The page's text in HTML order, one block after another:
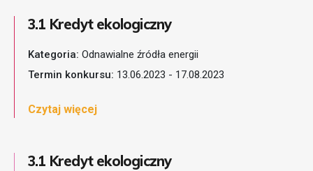
3.1 Kredyt ekologiczny
Kategoria: Odnawialne źródła energii
Termin konkursu: 13.06.2023 - 17.08.2023
Czytaj więcej
3.1 Kredyt ekologiczny